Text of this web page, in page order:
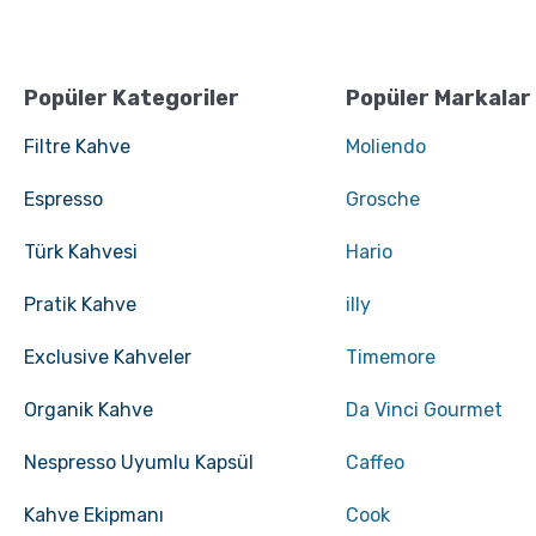
V60 Dripper ile Pour Over
Chemex kullanarak
hazırlanır ?
1.350,00 TL 5.900,00 TL
Popüler Kategoriler
Filtre Kahve
Espresso
Türk Kahvesi
Pratik Kahve
Exclusive Kahveler
Organik Kahve
Nespresso Uyumlu Kapsül
Kahve Ekipmanı
Popüler Markalar
Moliendo
Grosche
Hario
illy
Timemore
Da Vinci Gourmet
Caffeo
Cook